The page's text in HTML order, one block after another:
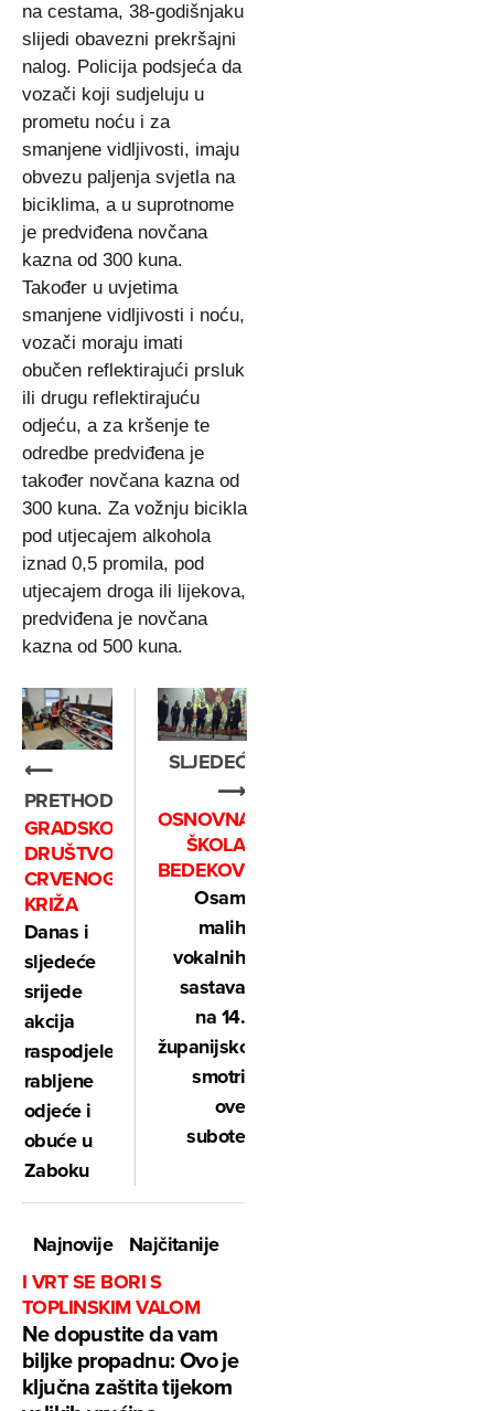
na cestama, 38-godišnjaku
slijedi obavezni prekršajni
nalog. Policija podsjeća da
vozači koji sudjeluju u
prometu noću i za
smanjene vidljivosti, imaju
obvezu paljenja svjetla na
biciklima, a u suprotnome
je predviđena novčana
kazna od 300 kuna.
Također u uvjetima
smanjene vidljivosti i noću,
vozači moraju imati
obučen reflektirajući prsluk
ili drugu reflektirajuću
odjeću, a za kršenje te
odredbe predviđena je
također novčana kazna od
300 kuna. Za vožnju bicikla
pod utjecajem alkohola
iznad 0,5 promila, pod
utjecajem droga ili lijekova,
predviđena je novčana
kazna od 500 kuna.
⟵
PRETHODNO
GRADSKO
DRUŠTVO
CRVENOG
KRIŽA
Danas i
sljedeće
srijede
akcija
raspodjele
rabljene
odjeće i
obuće u
Zaboku
SLJEDEĆE
⟶
OSNOVNA
ŠKOLA
BEDEKOVČINA
Osam
malih
vokalnih
sastava
na 14.
županijskoj
smotri
ove
subote
Najnovije
Najčitanije
I VRT SE BORI S
TOPLINSKIM VALOM
Ne dopustite da vam
biljke propadnu: Ovo je
ključna zaštita tijekom